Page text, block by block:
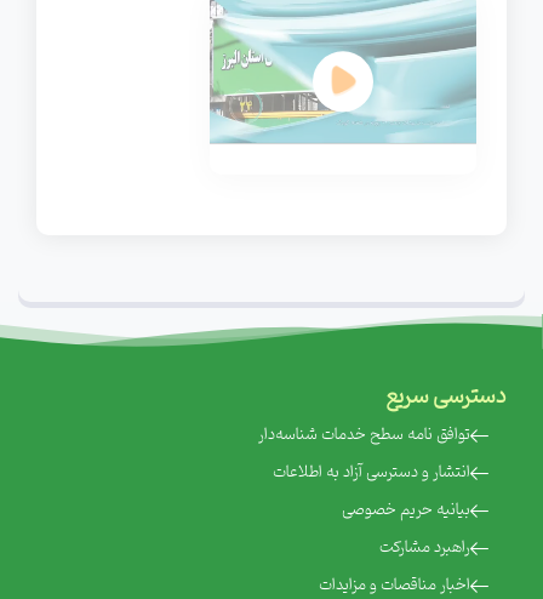
دسترسی سریع
‌توافق نامه سطح خدمات شناسه‌دار
‌انتشار و دسترسی آزاد به اطلاعات
‌بیانیه حریم خصوصی
‌راهبرد مشارکت
‌اخبار مناقصات و مزایدات